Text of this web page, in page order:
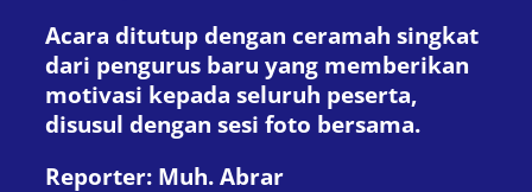
Acara ditutup dengan ceramah singkat
dari pengurus baru yang memberikan
motivasi kepada seluruh peserta,
disusul dengan sesi foto bersama.
Reporter: Muh. Abrar